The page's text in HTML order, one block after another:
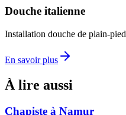
Douche italienne
Installation douche de plain-pied
En savoir plus
À lire aussi
Chapiste à Namur